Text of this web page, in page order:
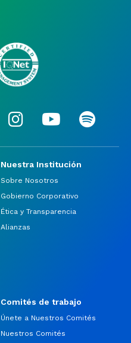
Nuestra Institución
Sobre Nosotros
Gobierno Corporativo
Ética y Transparencia
Alianzas
Comités de trabajo
Únete a Nuestros Comités
Nuestros Comités